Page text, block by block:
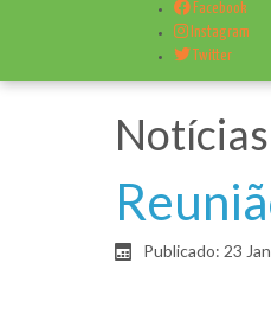
Facebook
Instagram
Twitter
Notícias
Publicado: 23